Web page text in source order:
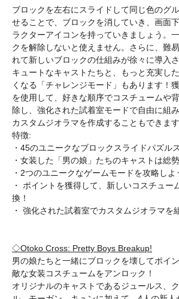
ブロックを左右にスライドして同じ色のグ
せることで、ブロックを消していき、画面
ラクターアイコンを持っていきましょう。
クを解除しないと使えません。さらに、難
れて新しいブロックの仕組みが徐々に導入さ
キュートなキャストたちと、もっと充実し
くなる「チャレンジモード」もあります！
を使用して、好きな順序でコスチュームや
除し、強化された試着室モードで自由に組
カスタムジオラマを作成することもできます
特徴:
・45のユニークなブロックスライドパズル
・女装した「男の娘」たちのキャストは総勢
・2つのユニークなゲームモードを攻略しよ
・ ポイントを獲得して、新しいコスチュー
換！
・ 強化された試着室でカスタムジオラマを
◇Otoko Cross: Pretty Boys Breakup!
男の娘たちと一緒にブロックを壊してポイ
敵な女装コスチュームをアンロック！
オリジナルのキャストであるジュールス、